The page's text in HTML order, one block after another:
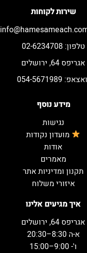
איך מגיעים אלינו
אגריפס 64, ירושלים
א-ה 8:30–20:30
ו'- 9:00–15:00
מידע נוסף
נגישות
מועדון נקודות
אודות
מאמרים
תקנון ומדיניות אתר
איזורי משלוח
שירות לקוחות
טלפון: 02-6234708
אגריפס 64, ירושלים
054-5671989